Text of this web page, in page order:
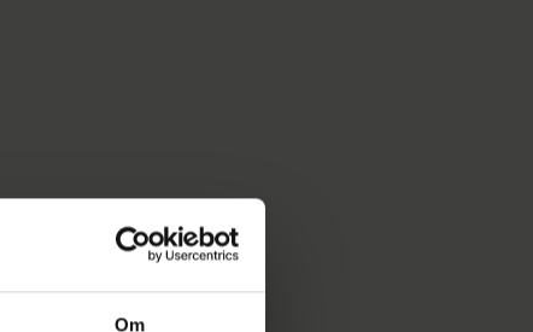
Om